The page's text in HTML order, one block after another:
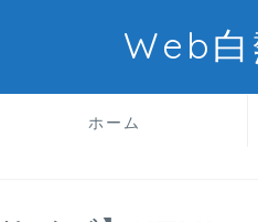
Web白
ホーム